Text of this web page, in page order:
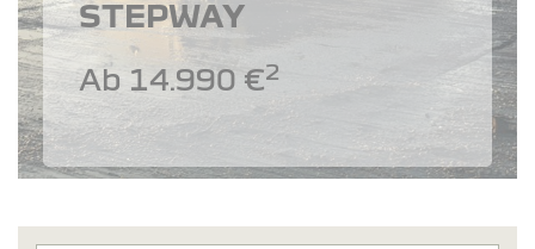
STEPWAY
Ab 14.990 €2